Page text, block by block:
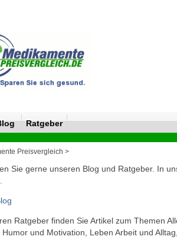
Ratgeber
Preisvergleich >
Sie gerne unseren Blog und Ratgeber. In
Ratgeber finden Sie Artikel zum Themen
Humor und Motivation, Leben Arbeit und